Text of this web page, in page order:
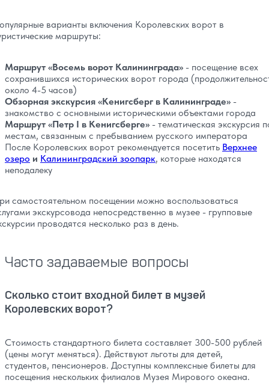
варианты включения Королевских ворот в
маршруты:
Маршрут «Восемь ворот Калининграда» - посещение всех
сохранившихся исторических ворот города
около 4-5 часов)
Обзорная экскурсия «Кенигсберг в Калининграде» -
знакомство с основными историческими объектами города
Маршрут «Петр I в Кенигсберге» - тематическая экскурсия
местам, связанным с пребыванием русского императора
После Королевских ворот рекомендуется посетить Верхнее
озеро и Калининградский зоопарк, которые находятся
неподалеку
самостоятельном посещении можно воспользоваться
экскурсовода непосредственно в музее - групповые
проводятся несколько раз в день.
Часто задаваемые вопросы
Сколько стоит входной билет в музей
Королевских ворот?
Стоимость стандартного билета составляет 300-500 рублей
(цены могут меняться). Действуют льготы для детей,
студентов, пенсионеров. Доступны комплексные билеты для
посещения нескольких филиалов Музея Мирового океана.